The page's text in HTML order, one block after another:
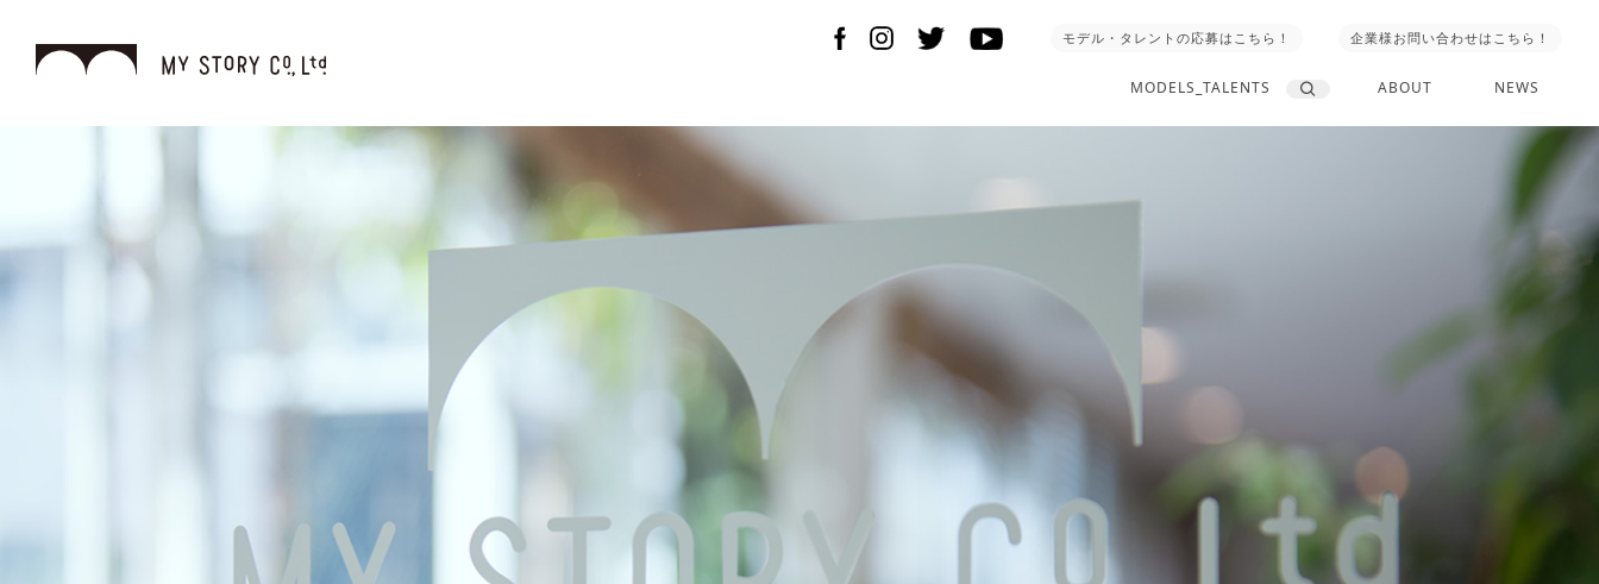
モデル・タレントの応募はこちら！ 企業様お問い合わせはこちら！
MODELS_TALENTS ABOUT NEWS